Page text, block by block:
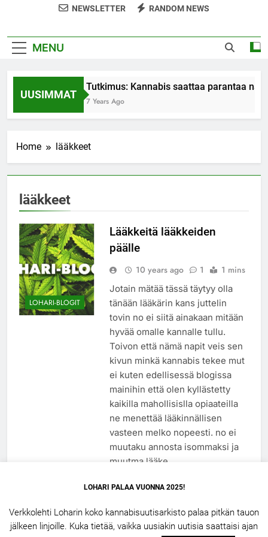
NEWSLETTER RANDOM NEWS
MENU
UUSIMMAT
Tutkimus: Kannabis saattaa parantaa
7 Years Ago
Home lääkkeet
lääkkeet
LOHARI-BLOGIT
Lääkkeitä lääkkeiden
päälle
10 years ago 1 1 mins
Jotain mätää tässä täytyy olla
tänään lääkärin kans juttelin
tovin no ei siitä ainakaan mitään
hyvää omalle kannalle tullu.
Toivon että nämä napit veis sen
kivun minkä kannabis tekee mut
ei kuten edellisessä blogissa
mainihin että olen kyllästetty
kaikilla mahollisislla opiaateilla
ne menettää lääkinnällisen
vasteen melko nopeesti. no ei
muutaku annosta isommaksi ja
muutma lääke…
LOHARI PALAA VUONNA 2025!
Verkkolehti Loharin koko kannabisuutisarkisto palaa pitkän tauon
jälkeen linjoille. Kuka tietää, vaikka uusiakin uutisia saattaisi ajan